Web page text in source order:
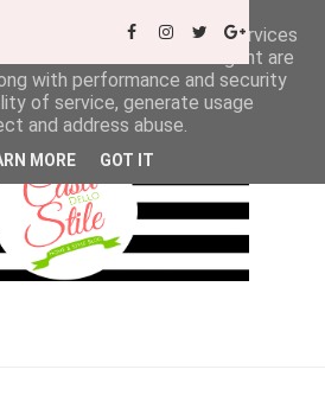
from Google to deliver its services
IP address and user-agent are
with performance and security
of service, generate usage
and address abuse.
MORE GOT IT